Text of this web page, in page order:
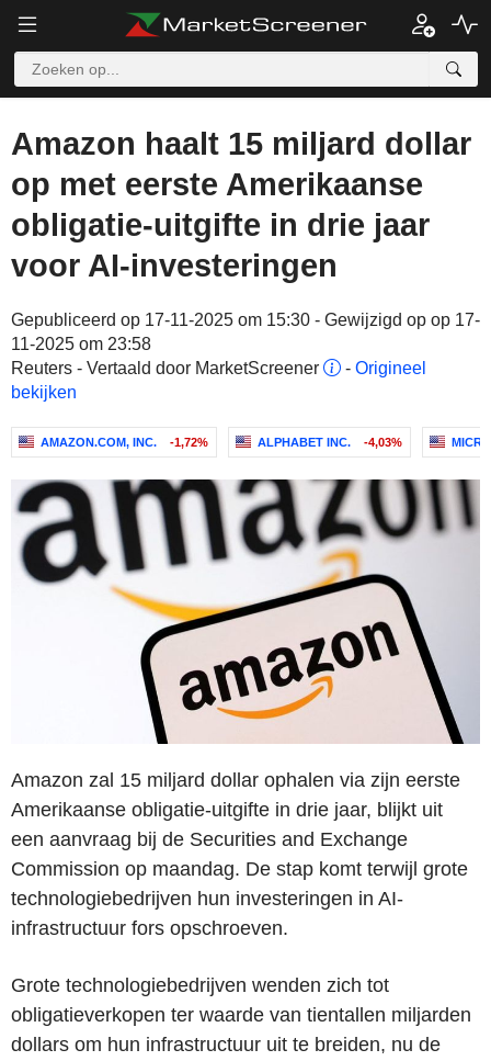
Amazon haalt 15 miljard dollar
op met eerste Amerikaanse
obligatie-uitgifte in drie jaar
voor AI-investeringen
Gepubliceerd op 17-11-2025 om 15:30 - Gewijzigd op op 17-
11-2025 om 23:58
Reuters - Vertaald door MarketScreener
- Origineel
bekijken
AMAZON.COM, INC. -1,72% ALPHABET INC. -4,03%
Amazon zal 15 miljard dollar ophalen via zijn eerste
Amerikaanse obligatie-uitgifte in drie jaar, blijkt uit
een aanvraag bij de Securities and Exchange
Commission op maandag. De stap komt terwijl grote
technologiebedrijven hun investeringen in AI-
infrastructuur fors opschroeven.
Grote technologiebedrijven wenden zich tot
obligatieverkopen ter waarde van tientallen miljarden
dollars om hun infrastructuur uit te breiden, nu de